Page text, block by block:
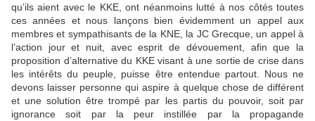
qu’ils aient avec le KKE, ont néanmoins lutté à nos côtés toutes
ces années et nous lançons bien évidemment un appel aux
membres et sympathisants de la KNE, la JC Grecque, un appel à
l’action jour et nuit, avec esprit de dévouement, afin que la
proposition d’alternative du KKE visant à une sortie de crise dans
les intérêts du peuple, puisse être entendue partout. Nous ne
devons laisser personne qui aspire à quelque chose de différent
et une solution être trompé par les partis du pouvoir, soit par
ignorance soit par la peur instillée par la propagande